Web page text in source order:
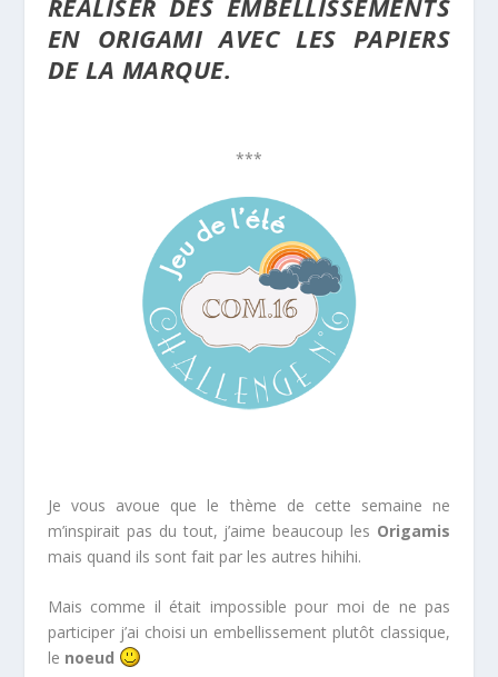
RÉALISER DES EMBELLISSEMENTS
EN ORIGAMI AVEC LES PAPIERS
DE LA MARQUE.
***
Je vous avoue que le thème de cette semaine ne
m’inspirait pas du tout, j’aime beaucoup les Origamis
mais quand ils sont fait par les autres hihihi.
Mais comme il était impossible pour moi de ne pas
participer j’ai choisi un embellissement plutôt classique,
le noeud